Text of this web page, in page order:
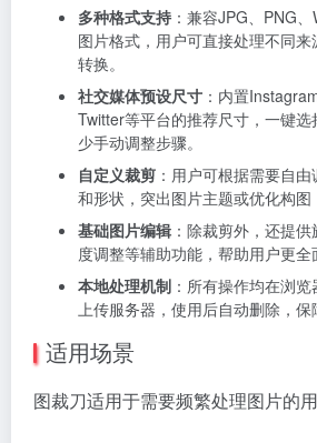
多种格式支持 ：兼容JPG、PNG
图片格式，用户可直接处理不同
转换。
社交媒体预设尺寸 ：内置
Twitter等平台的推荐尺寸，一键
少手动调整步骤。
自定义裁剪 ：用户可根据需要自
和形状，突出图片主题或优化构图
基础图片编辑 ：除裁剪外，还提
度调整等辅助功能，帮助用户更全
本地处理机制 ：所有操作均在浏
上传服务器，使用后自动删除，保
适用场景
图裁刀适用于需要频繁处理图片的